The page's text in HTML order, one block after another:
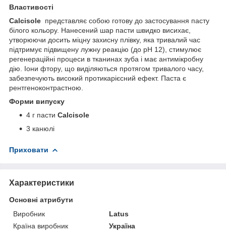
Властивості
Calcisole представляє собою готову до застосування пасту
білого кольору. Нанесений шар пасти швидко висихає,
утворюючи досить міцну захисну плівку, яка тривалий час
підтримує підвищену лужну реакцію (до рН 12), стимулює
регенераційні процеси в тканинах зуба і має антимікробну
дію. Іони фтору, що виділяються протягом тривалого часу,
забезпечують високий протикарієсний ефект. Паста є
рентгеноконтрастною.
Форми випуску
4 г пасти Calcisole
3 канюлі
Приховати
Характеристики
Основні атрибути
Виробник
Latus
Країна виробник
Україна